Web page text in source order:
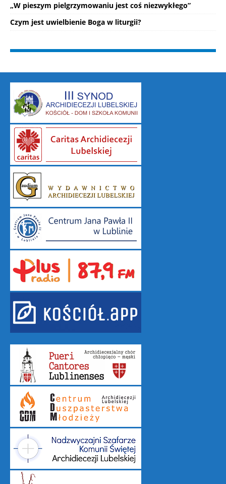
„W pieszym pielgrzymowaniu jest coś niezwykłego”
Czym jest uwielbienie Boga w liturgii?